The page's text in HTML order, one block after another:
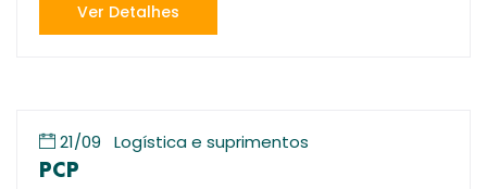
Ver Detalhes
21/09 Logística e suprimentos
PCP